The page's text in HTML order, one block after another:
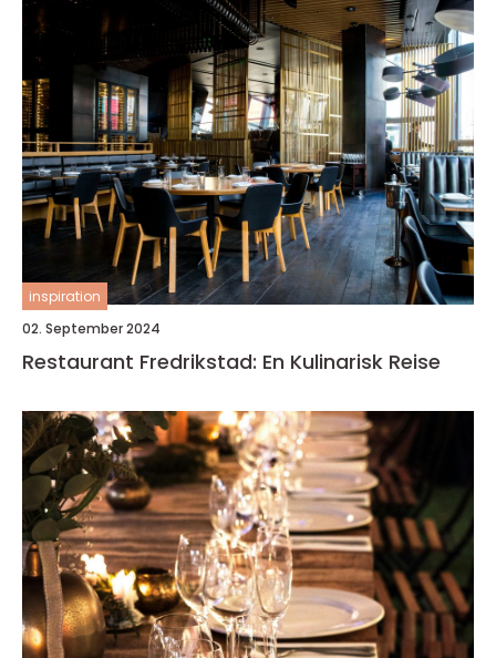
inspiration
02. September 2024
Restaurant Fredrikstad: En Kulinarisk Reise